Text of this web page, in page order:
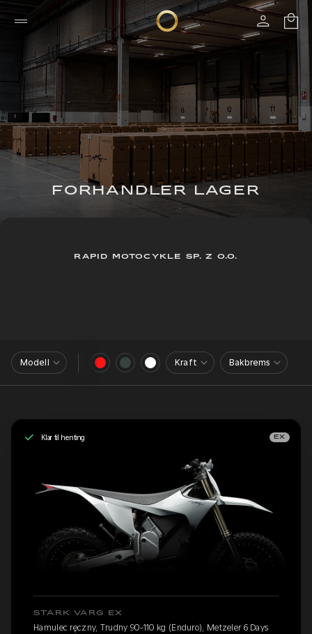
FORHANDLER LAGER
RAPID MOTOCYKLE SP. Z O.O.
Modell Kraft Bakbrems
Klar til henting EX
STARK VARG EX
Hamulec ręczny, Trudny 90-110 kg (Enduro), Metzeler 6 Days